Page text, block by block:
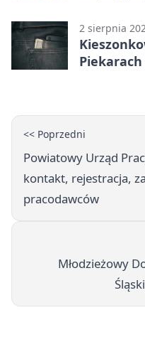
2 sierpnia
Piekarach
<< Poprzedni
Powiatowy Urząd
kontakt, rejestracja,
pracodawców
Młodzieżowy